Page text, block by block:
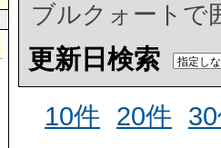
ブルクォートで
更新日検索
10件
20件